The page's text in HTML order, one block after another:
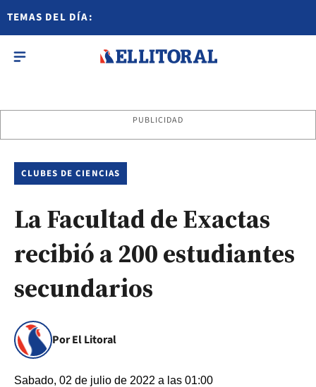
TEMAS DEL DÍA:
PUBLICIDAD
CLUBES DE CIENCIAS
La Facultad de Exactas
recibió a 200 estudiantes
secundarios
Por El Litoral
Sabado, 02 de julio de 2022 a las 01:00